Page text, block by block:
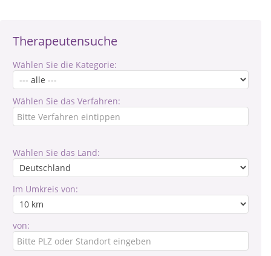
Therapeutensuche
Wählen Sie die Kategorie:
Wählen Sie das Verfahren:
Wählen Sie das Land:
Im Umkreis von:
von: